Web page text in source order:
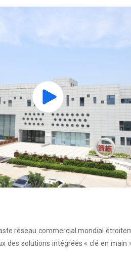
réseau commercial mondial
des solutions intégrées « clé en main